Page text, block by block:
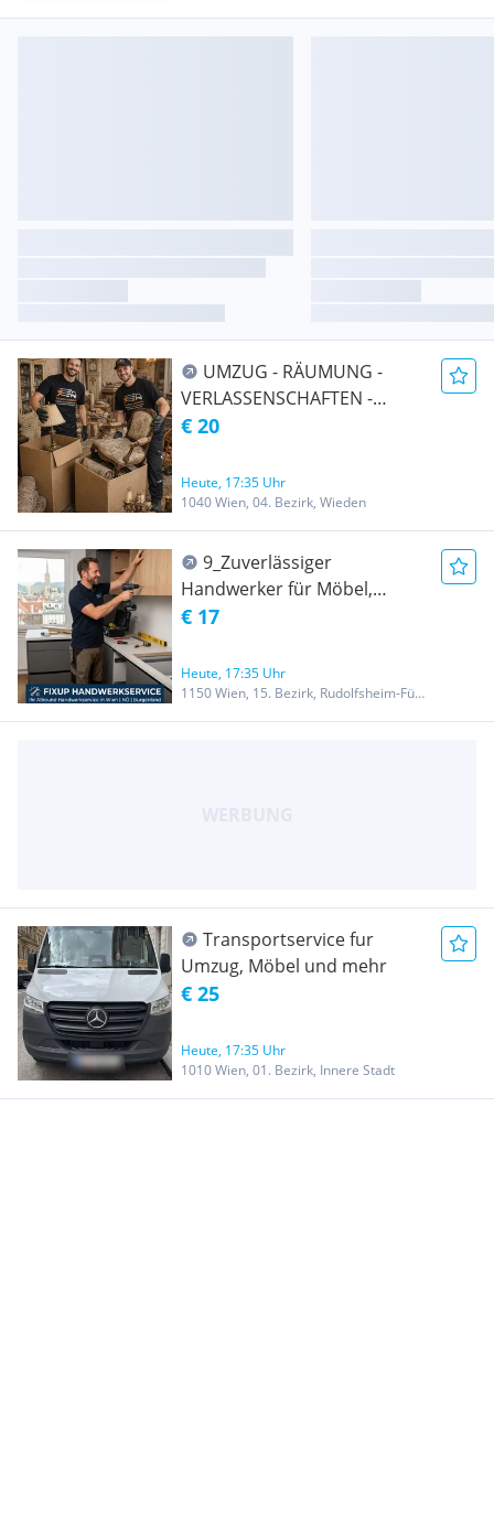
UMZUG - RÄUMUNG -
VERLASSENSCHAFTEN -
TRANSPORT -
ÜBERSIEDLUNG WIEN &
UMGEBUNG AUCH Ö-weit
und EU-weit
€ 20
Heute, 17:35 Uhr
1040 Wien, 04. Bezirk, Wieden
9_Zuverlässiger
Handwerker für Möbel,
Küche & Reparaturen
€ 17
Heute, 17:35 Uhr
1150 Wien, 15. Bezirk, Rudolfsheim-Fünfhaus
Transportservice fur
Umzug, Möbel und mehr
€ 25
Heute, 17:35 Uhr
1010 Wien, 01. Bezirk, Innere Stadt